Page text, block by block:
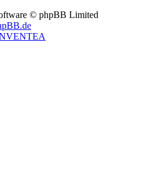
© phpBB Limited